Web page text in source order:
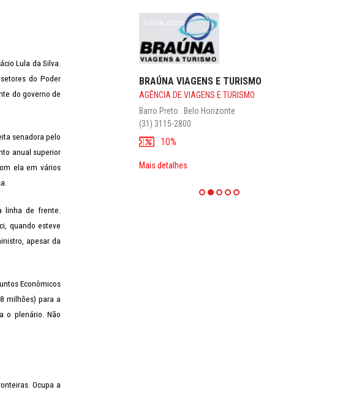
Lula da Silva.
do Poder
do governo de
senadora pelo
anual superior
ela em vários
linha de frente.
quando esteve
apesar da
Econômicos
milhões) para a
o plenário. Não
Ocupa a
BRAÚNA VIAGENS E TURISMO
AGÊNCIA DE VIAGENS E TURISMO
Barro Preto . Belo Horizonte
(31) 3115-2800
10%
Mais detalhes